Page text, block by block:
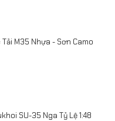
M35 Nhựa - Sơn Camo
SU-35 Nga Tỷ Lệ 1:48